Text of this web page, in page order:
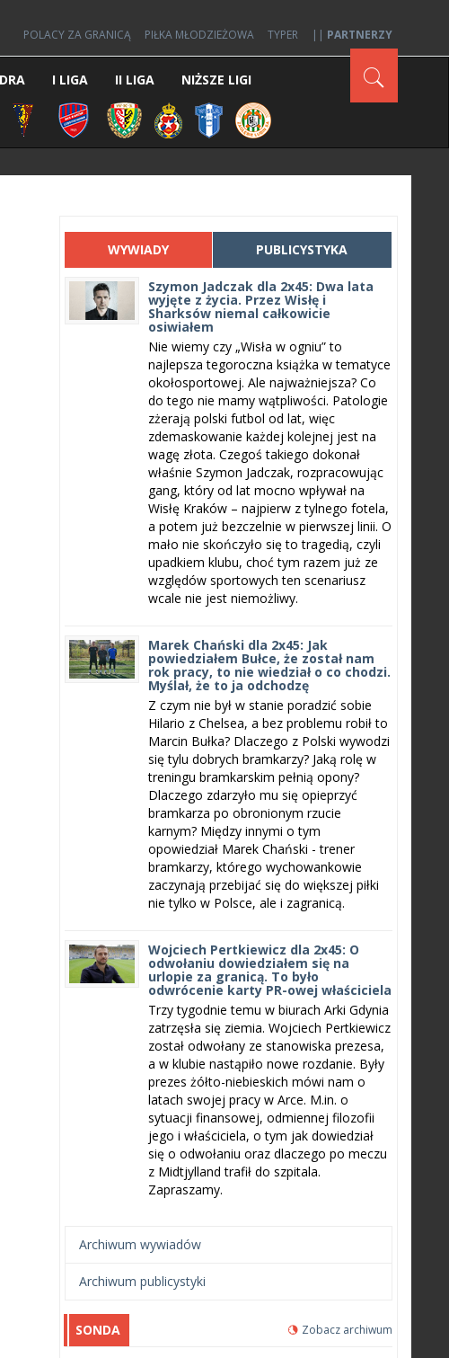
POLACY ZA GRANICĄ PIŁKA MŁODZIEŻOWA TYPER || PARTNERZY
I LIGA II LIGA NIŻSZE LIGI
WYWIADY PUBLICYSTYKA
Szymon Jadczak dla 2x45: Dwa lata
wyjęte z życia. Przez Wisłę i
Sharksów niemal całkowicie
osiwiałem
Nie wiemy czy „Wisła w ogniu” to
najlepsza tegoroczna książka w tematyce
okołosportowej. Ale najważniejsza? Co
do tego nie mamy wątpliwości. Patologie
zżerają polski futbol od lat, więc
zdemaskowanie każdej kolejnej jest na
wagę złota. Czegoś takiego dokonał
właśnie Szymon Jadczak, rozpracowując
gang, który od lat mocno wpływał na
Wisłę Kraków – najpierw z tylnego fotela,
a potem już bezczelnie w pierwszej linii. O
mało nie skończyło się to tragedią, czyli
upadkiem klubu, choć tym razem już ze
względów sportowych ten scenariusz
wcale nie jest niemożliwy.
Marek Chański dla 2x45: Jak
powiedziałem Bułce, że został nam
rok pracy, to nie wiedział o co chodzi.
Myślał, że to ja odchodzę
Z czym nie był w stanie poradzić sobie
Hilario z Chelsea, a bez problemu robił to
Marcin Bułka? Dlaczego z Polski wywodzi
się tylu dobrych bramkarzy? Jaką rolę w
treningu bramkarskim pełnią opony?
Dlaczego zdarzyło mu się opieprzyć
bramkarza po obronionym rzucie
karnym? Między innymi o tym
opowiedział Marek Chański - trener
bramkarzy, którego wychowankowie
zaczynają przebijać się do większej piłki
nie tylko w Polsce, ale i zagranicą.
Wojciech Pertkiewicz dla 2x45: O
odwołaniu dowiedziałem się na
urlopie za granicą. To było
odwrócenie karty PR-owej właściciela
Trzy tygodnie temu w biurach Arki Gdynia
zatrzęsła się ziemia. Wojciech Pertkiewicz
został odwołany ze stanowiska prezesa,
a w klubie nastąpiło nowe rozdanie. Były
prezes żółto-niebieskich mówi nam o
latach swojej pracy w Arce. M.in. o
sytuacji finansowej, odmiennej filozofii
jego i właściciela, o tym jak dowiedział
się o odwołaniu oraz dlaczego po meczu
z Midtjylland trafił do szpitala.
Zapraszamy.
Archiwum wywiadów
Archiwum publicystyki
SONDA Zobacz archiwum